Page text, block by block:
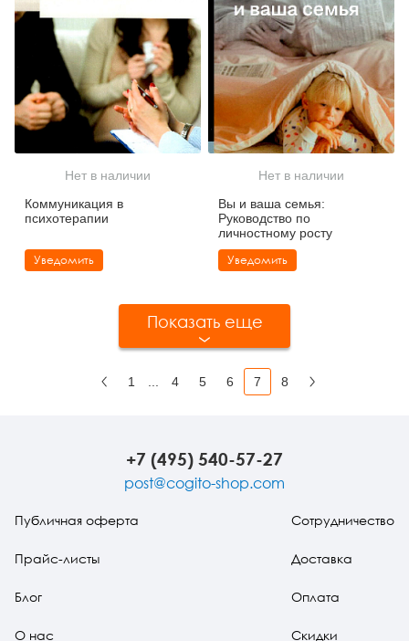
Нет в наличии
Коммуникация в
психотерапии
Уведомить
Нет в наличии
Вы и ваша семья:
Руководство по
личностному росту
Уведомить
Показать еще
1 4 5 6 7 8
+7 (495) 540-57-27
post@cogito-shop.com
Публичная оферта
Прайс-листы
Блог
О нас
Сотрудничество
Доставка
Оплата
Скидки